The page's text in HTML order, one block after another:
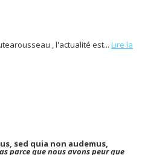
, l'actualité est... Lire la
sed quia non audemus,
parce que nous avons peur que